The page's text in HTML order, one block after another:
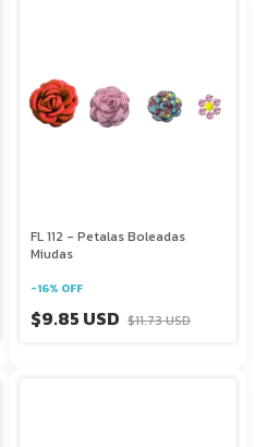
FL 112 - Petalas Boleadas
Miudas
-16% OFF
$9.85 USD $11.73 USD